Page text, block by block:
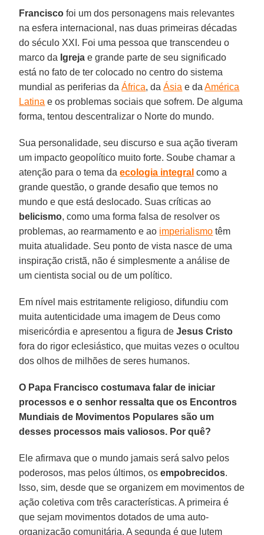
Francisco foi um dos personagens mais relevantes
na esfera internacional, nas duas primeiras décadas
do século XXI. Foi uma pessoa que transcendeu o
marco da Igreja e grande parte de seu significado
está no fato de ter colocado no centro do sistema
mundial as periferias daÁfrica, daÁsia e daAmérica
Latina e os problemas sociais que sofrem. De alguma
forma, tentou descentralizar o Norte do mundo.
Sua personalidade, seu discurso e sua ação tiveram
um impacto geopolítico muito forte. Soube chamar a
atenção para o tema daecologia integral como a
grande questão, o grande desafio que temos no
mundo e que está deslocado. Suas críticas ao
belicismo, como uma forma falsa de resolver os
problemas, ao rearmamento e ao imperialismo têm
muita atualidade. Seu ponto de vista nasce de uma
inspiração cristã, não é simplesmente a análise de
um cientista social ou de um político.
Em nível mais estritamente religioso, difundiu com
muita autenticidade uma imagem de Deus como
misericórdia e apresentou a figura deJesus Cristo
fora do rigor eclesiástico, que muitas vezes o ocultou
dos olhos de milhões de seres humanos.
O Papa Francisco costumava falar de iniciar
processos e o senhor ressalta que os Encontros
Mundiais de Movimentos Populares são um
desses processos mais valiosos. Por quê?
Ele afirmava que o mundo jamais será salvo pelos
poderosos, mas pelos últimos, osempobrecidos.
Isso, sim, desde que se organizem em movimentos de
ação coletiva com três características. A primeira é
que sejam movimentos dotados de uma auto-
organização comunitária. A segunda é que lutem